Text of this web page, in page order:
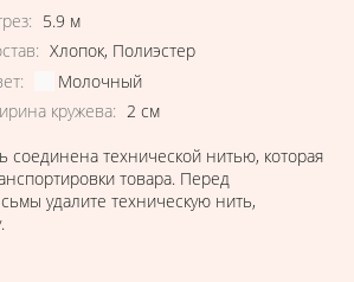
: 5.9 м
: Хлопок, Полиэстер
:
Молочный
кружева: 2 см
соединена технической нитью, которая
товара. Перед
удалите техническую нить,